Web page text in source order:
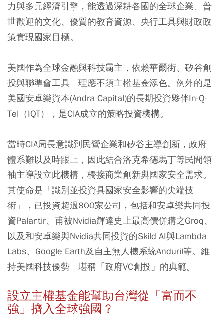
力與多元經濟引擎，能透過深耕各國的全球企業、普
世歡迎的文化、優質的教育資源、央行工具與財政政
策實現國家目標。
美國作為全球金融與科技霸主，依賴華爾街、矽谷創
投與聯準會工具，理應不須主權基金添色。例外的是
美國安卓樂資本(Andra Capital)的長期投資夥伴In-Q-
Tel（IQT），是CIA成立的策略投資機構。
當時CIA局長意識到民營企業和矽谷主導創新，政府
體系難以及時跟上，因此結合洛克希德馬丁等民間領
袖主導設立此機構，橋接商業創新與國家安全需求。
其使命是「識別並投資具國家安全影響的尖端技
術」，已投資超過800家公司，包括和安卓樂共同投
資Palantir、甫被Nvidia輝達史上最高價併購之Groq、
以及和安卓樂與Nvidia共同投資的Skild AI與Lambda
Labs、Google Earth及自主無人機系統Anduril等。維
持美國科技優勢，堪稱「政府VC創投」的典範。
設立主權基金能幫助台灣從「富而不
強」擠入全球強國？